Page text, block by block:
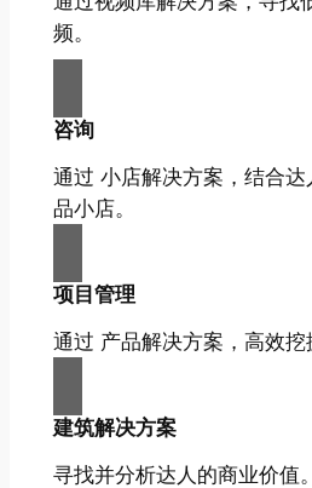
频。
咨询
通过 小店解决方案，结合
品小店。
项目管理
通过 产品解决方案，高效挖
建筑解决方案
寻找并分析达人的商业价值。